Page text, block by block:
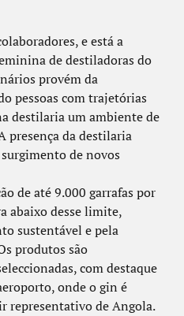
e está a
de destiladoras do
provém da
pessoas com trajetórias
destilaria um ambiente de
presença da destilaria
de novos
de até 9.000 garrafas por
abaixo desse limite,
sustentável e pela
produtos são
com destaque
onde o gin é
representativo de Angola.